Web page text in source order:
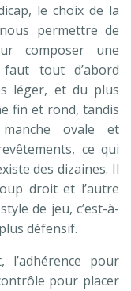
le choix de la
permettre de
composer une
tout d’abord
léger, et du plus
fin et rond, tandis
ovale et
ce qui
des dizaines. Il
droit et l’autre
de jeu, c’est-à-
défensif.
l’adhérence pour
pour placer